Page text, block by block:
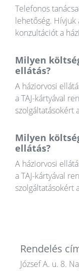
Telefonos
lehetőség.
konzultációt a
Milyen
ellátás?
A háziorvosi
a TAJ-kártyával
szolgáltatásokért
Milyen
ellátás?
A háziorvosi
a TAJ-kártyával
szolgáltatásokért
Rendelés
József A. u. 8.